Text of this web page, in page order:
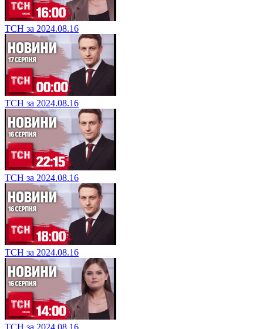
ТСН за 2024.08.16
ТСН за 2024.08.16
ТСН за 2024.08.16
ТСН за 2024.08.16
ТСН за 2024.08.16